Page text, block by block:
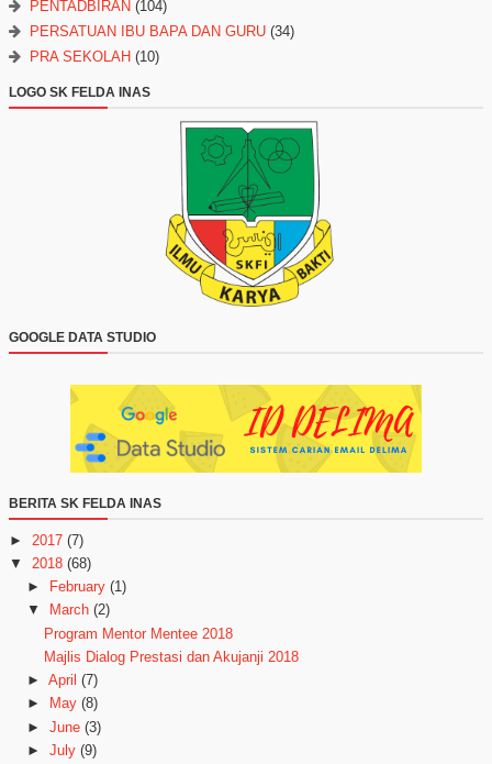
PENTADBIRAN (104)
PERSATUAN IBU BAPA DAN GURU (34)
PRA SEKOLAH (10)
LOGO SK FELDA INAS
GOOGLE DATA STUDIO
BERITA SK FELDA INAS
► 2017 (7)
▼
2018 (68)
►
February (1)
▼
March (2)
Program Mentor Mentee 2018
Majlis Dialog Prestasi dan Akujanji 2018
► April (7)
►
May (8)
► June (3)
► July (9)